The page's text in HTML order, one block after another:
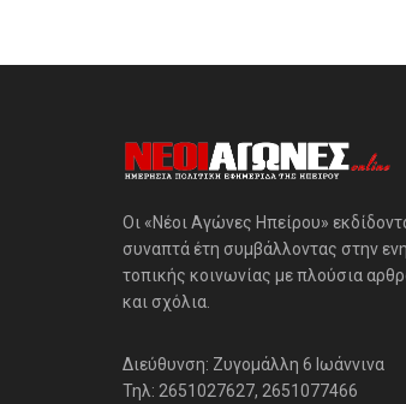
Οι «Νέοι Αγώνες Ηπείρου»
συναπτά έτη συμβάλλοντας στην
τοπικής κοινωνίας με πλούσια
και σχόλια.
Διεύθυνση: Ζυγομάλλη 6 Ιωάννινα
Τηλ: 2651027627, 2651077466